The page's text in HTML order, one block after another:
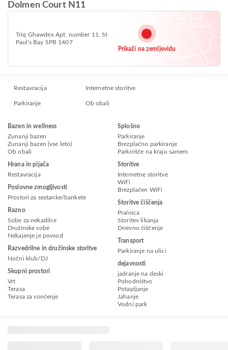
Dolmen Court N11
Triq Ghawdex Apt. number 11, St
Paul's Bay SPB 1407
Prikaži na zemljevidu
Restavracija Internetne storitve
Parkiranje Ob obali
Bazen in wellness
Zunanji bazen
Zunanji bazen (vse leto)
Ob obali
Hrana in pijača
Restavracija
Poslovne zmogljivosti
Prostori za sestanke/bankete
Razno
Sobe za nekadilce
Družinske sobe
Nekajenje je povsod
Razvedrilne in družinske storitve
Nočni klub/DJ
Skupni prostori
Vrt
Terasa
Terasa za sončenje
Splošno
Parkiranje
Brezplačno parkiranje
Parkirišče na kraju samem
Storitve
Internetne storitve
WiFi
Brezplačen WiFi
Storitve čiščenja
Pralnica
Storitev likanja
Dnevno čiščenje
Transport
Parkiranje na ulici
dejavnosti
jadranje na deski
Pohodništvo
Potapljanje
Jahanje
Vodni park